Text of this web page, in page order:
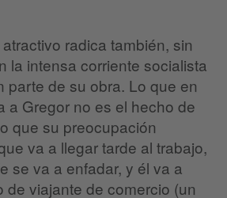
radica también, sin
la intensa corriente socialista
parte de su obra. Lo que en
a Gregor no es el hecho de
que su preocupación
va a llegar tarde al trabajo,
se va a enfadar, y él va a
de viajante de comercio (un